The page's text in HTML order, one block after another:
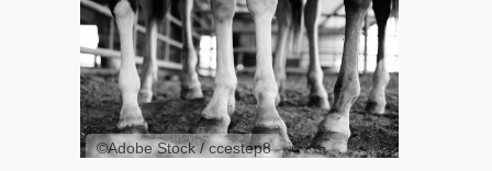
©Adobe Stock / ccestep8